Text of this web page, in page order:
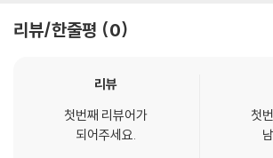
리뷰/한줄평 0
리뷰
첫번째 리뷰어가
되어주세요.
첫